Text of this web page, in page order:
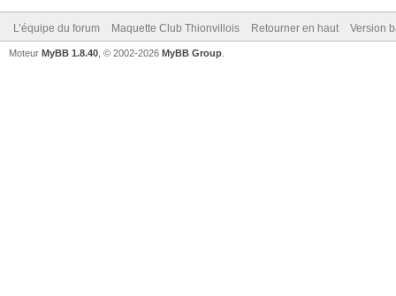
L’équipe du forum Maquette Club Thionvillois Retourner en haut Version
Moteur MyBB 1.8.40 , © 2002-2026 MyBB Group